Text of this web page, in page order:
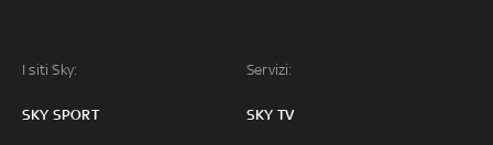
I siti Sky:
SKY SPORT
Servizi:
SKY TV